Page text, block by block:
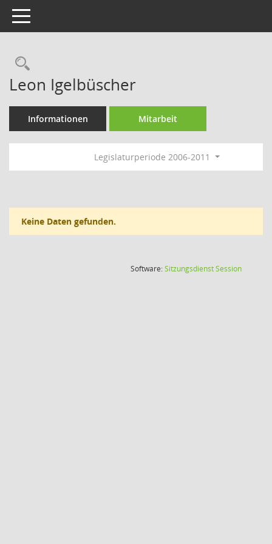
Toggle navigation
Rechercheauswahl
Leon Igelbüscher
Informationen Mitarbeit
Legislaturperiode 2006-2011
Keine Daten gefunden.
Software:SitzungsdienstSession(Wird in